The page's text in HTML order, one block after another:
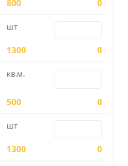
800 0
шт
1300
0
кв.м.
500 0
шт
1300
0